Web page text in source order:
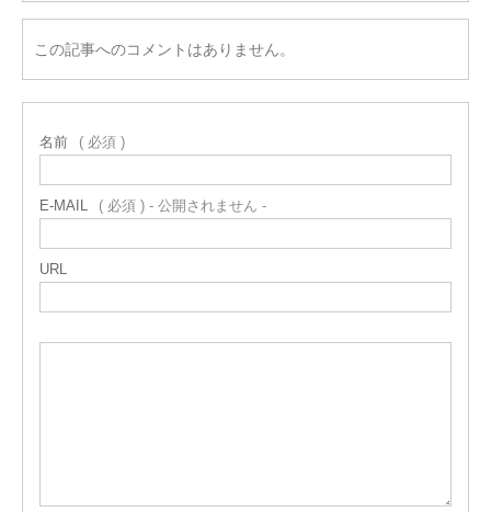
この記事へのコメントはありません。
名前 ( 必須 )
E-MAIL ( 必須 ) - 公開されません -
URL